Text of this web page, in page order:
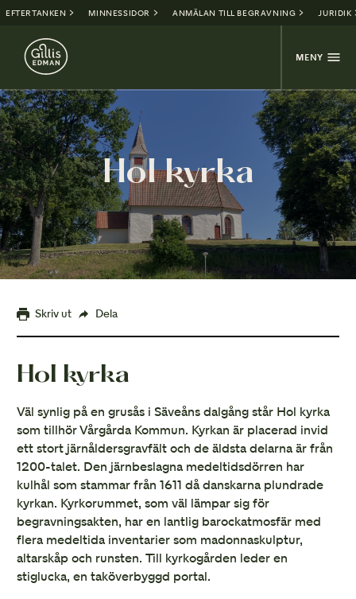
EFTERTANKEN MINNESSIDOR ANMÄLAN TILL BEGRAVNING JURIDIK
MENY
Hol kyrka
Skriv ut Dela
Hol kyrka
Väl synlig på en grusås i Säveåns dalgång står Hol kyrka
som tillhör Vårgårda Kommun. Kyrkan är placerad invid
ett stort järnåldersgravfält och de äldsta delarna är från
1200-talet. Den järnbeslagna medeltidsdörren har
kulhål som stammar från 1611 då danskarna plundrade
kyrkan. Kyrkorummet, som väl lämpar sig för
begravningsakten, har en lantlig barockatmosfär med
flera medeltida inventarier som madonnaskulptur,
altarskåp och runsten. Till kyrkogården leder en
stiglucka, en taköverbyggd portal.